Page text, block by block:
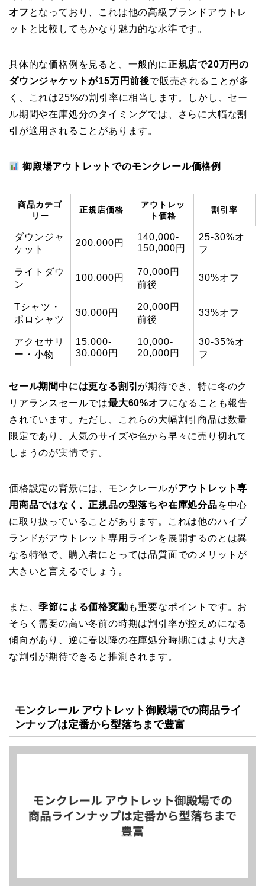
オフ となっており、これは他の高級ブランドアウトレ
ットと比較してもかなり魅力的な水準です。
具体的な価格例を見ると、一般的に 正規店で20万円の
ダウンジャケットが15万円前後で販売されることが多
く、これは25%の割引率に相当します。しかし、セー
ル期間や在庫処分のタイミングでは、さらに大幅な割
引が適用されることがあります。
御殿場アウトレットでのモンクレール価格例
商品カテゴ
リー
正規店価格
アウトレッ
ト価格
割引率
ダウンジャ
ケット
200,000円
140,000-
150,000円
25-30%オ
フ
ライトダウ
ン
100,000円
70,000円
前後
30%オフ
Tシャツ・
ポロシャツ
30,000円
20,000円
前後
33%オフ
アクセサリ
ー・小物
15,000-
30,000円
10,000-
20,000円
30-35%オ
フ
セール期間中には更なる割引 が期待でき、特に冬のク
リアランスセールでは最大60%オフになることも報告
されています。ただし、これらの大幅割引商品は数量
限定であり、人気のサイズや色から早々に売り切れて
しまうのが実情です。
価格設定の背景には、モンクレールがアウトレット専
用商品ではなく、正規品の型落ちや在庫処分品を中心
に取り扱っていることがあります。これは他のハイブ
ランドがアウトレット専用ラインを展開するのとは異
なる特徴で、購入者にとっては品質面でのメリットが
大きいと言えるでしょう。
また、季節による価格変動 も重要なポイントです。お
そらく需要の高い冬前の時期は割引率が控えめになる
傾向があり、逆に春以降の在庫処分時期にはより大き
な割引が期待できると推測されます。
モンクレール アウトレット御殿場での商品ライ
ンナップは定番から型落ちまで豊富